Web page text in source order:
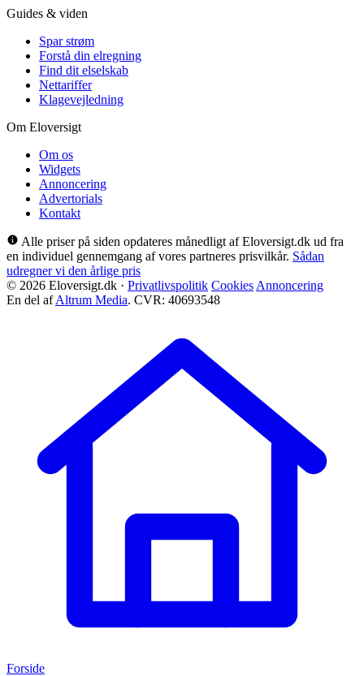
Guides & viden
Spar strøm
Forstå din elregning
Find dit elselskab
Nettariffer
Klagevejledning
Om Eloversigt
Om os
Widgets
Annoncering
Advertorials
Kontakt
Alle priser på siden opdateres månedligt af Eloversigt.dk ud fra
en individuel gennemgang af vores partneres prisvilkår. Sådan
udregner vi den årlige pris
© 2026 Eloversigt.dk · Privatlivspolitik Cookies Annoncering
En del afAltrum Media. CVR: 40693548
Forside